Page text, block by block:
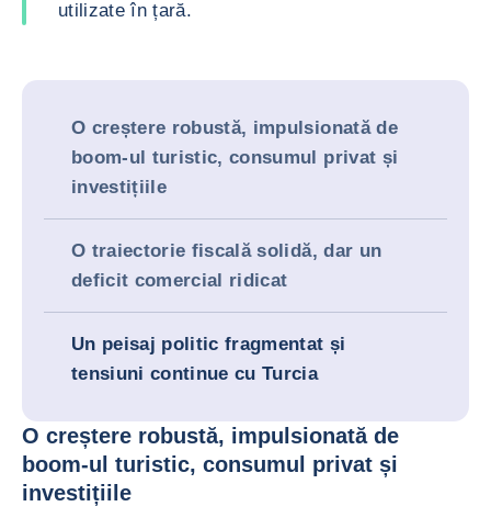
utilizate în țară.
O creștere robustă, impulsionată de
boom-ul turistic, consumul privat și
investițiile
O traiectorie fiscală solidă, dar un
deficit comercial ridicat
Un peisaj politic fragmentat și
tensiuni continue cu Turcia
O creștere robustă, impulsionată de
boom-ul turistic, consumul privat și
investițiile